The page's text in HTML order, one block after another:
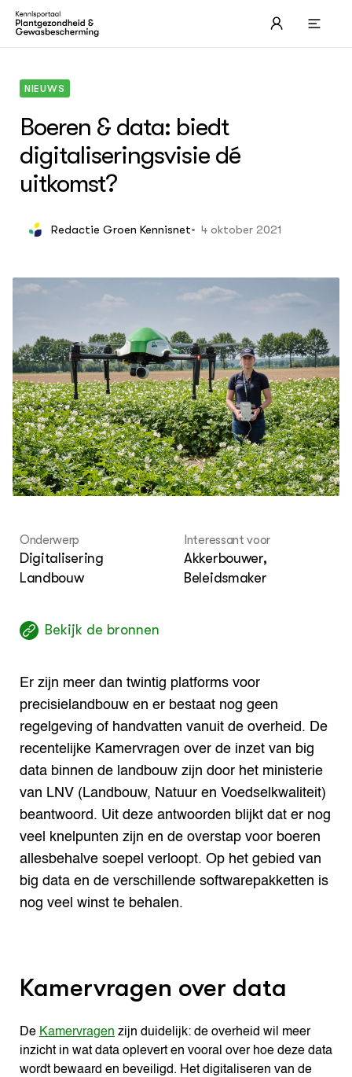
THEMA'S
Page overview 1
Dossiers
OVER
Over dit portaal
NIEUWS
Boeren & data: biedt
digitaliseringsvisie dé
uitkomst?
Redactie Groen Kennisnet 4 oktober 2021
Onderwerp
Digitalisering
Landbouw
Interessant voor
Akkerbouwer,
Beleidsmaker
Bekijk de bronnen
Er zijn meer dan twintig platforms voor
precisielandbouw en er bestaat nog geen
regelgeving of handvatten vanuit de overheid. De
recentelijke Kamervragen over de inzet van big
data binnen de landbouw zijn door het ministerie
van LNV (Landbouw, Natuur en Voedselkwaliteit)
beantwoord. Uit deze antwoorden blijkt dat er nog
veel knelpunten zijn en de overstap voor boeren
allesbehalve soepel verloopt. Op het gebied van
big data en de verschillende softwarepakketten is
nog veel winst te behalen.
Kamervragen over data
De Kamervragen zijn duidelijk: de overheid wil meer
inzicht in wat data oplevert en vooral over hoe deze data
wordt bewaard en beveiligd. Het digitaliseren van de